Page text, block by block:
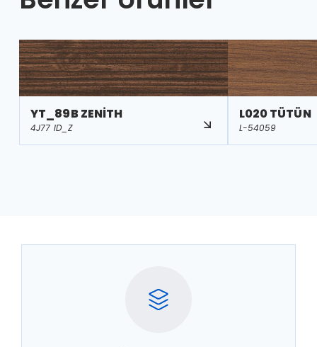
YT_89B ZENİTH
4J77 ID_Z
L020 TÜTÜN
L-54059